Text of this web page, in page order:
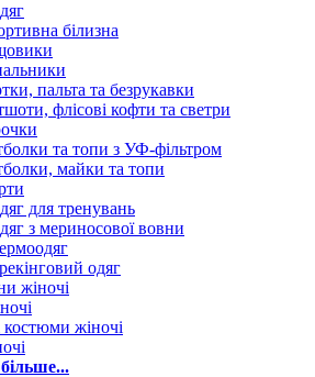
білизна
пальта та безрукавки
флісові кофти та светри
та топи з УФ-фільтром
майки та топи
для тренувань
з мериносової вовни
одяг
жіночі
жіночі